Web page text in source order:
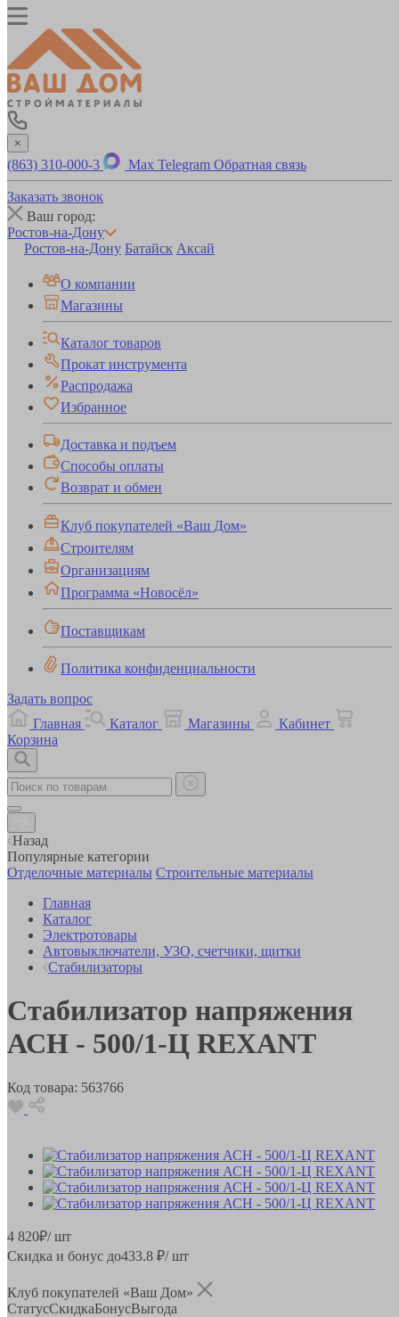
×
(863) 310-000-3 Max Telegram Обратная связь
Заказать звонок
Ваш город:
Ростов-на-Дону
Ростов-на-Дону Батайск Аксай
О компании
Магазины
Каталог товаров
Прокат инструмента
Распродажа
Избранное
Доставка и подъем
Способы оплаты
Возврат и обмен
Клуб покупателей «Ваш Дом»
Строителям
Организациям
Программа «Новосёл»
Поставщикам
Политика конфиденциальности
Задать вопрос
Главная
Каталог Магазины
Кабинет
Корзина
Назад
Популярные категории
Отделочные материалы Строительные материалы
Главная
Каталог
Электротовары
Автовыключатели, УЗО, счетчики, щитки
Стабилизаторы
Стабилизатор напряжения
АСН - 500/1-Ц REXANT
Код товара: 563766
4 820₽/ шт
Скидка и бонус до433.8 ₽/ шт
Клуб покупателей «Ваш Дом»
СтатусСкидкаБонусВыгода